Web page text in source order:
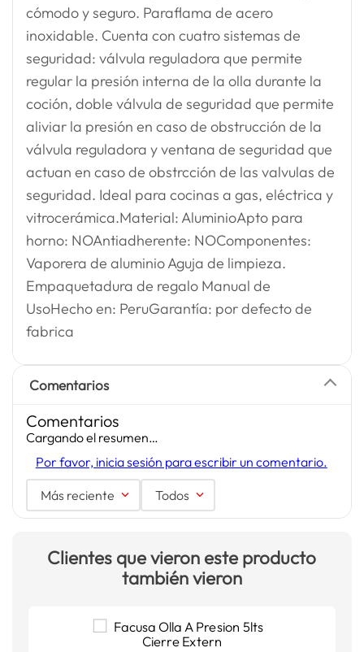
cómodo y seguro. Paraflama de acero
inoxidable. Cuenta con cuatro sistemas de
seguridad: válvula reguladora que permite
regular la presión interna de la olla durante la
coción, doble válvula de seguridad que permite
aliviar la presión en caso de obstrucción de la
válvula reguladora y ventana de seguridad que
actuan en caso de obstrcción de las valvulas de
seguridad. Ideal para cocinas a gas, eléctrica y
vitrocerámica.Material: AluminioApto para
horno: NOAntiadherente: NOComponentes:
Vaporera de aluminio Aguja de limpieza.
Empaquetadura de regalo Manual de
UsoHecho en: PeruGarantía: por defecto de
fabrica
Comentarios
Comentarios
Cargando el resumen…
Por favor, inicia sesión para escribir un comentario.
Más reciente Todos
Clientes que vieron este producto
también vieron